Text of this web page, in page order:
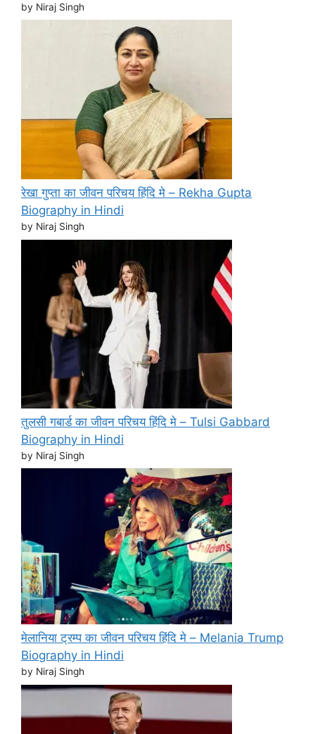
by Niraj Singh
रेखा गुप्ता का जीवन परिचय हिंदि मे – Rekha Gupta
Biography in Hindi
by Niraj Singh
तुलसी गबार्ड का जीवन परिचय हिंदि मे – Tulsi Gabbard
Biography in Hindi
by Niraj Singh
मेलानिया ट्रम्प का जीवन परिचय हिंदि मे – Melania Trump
Biography in Hindi
by Niraj Singh